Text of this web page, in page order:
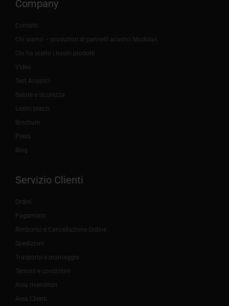
Company
Contatti
Chi siamo – produttori di pannelli acustici Modulari
Chi ha scelto i nostri prodotti
Video
Test Acustici
Salute e sicurezza
Listini prezzi
Brochure
Press
Blog
Servizio Clienti
Ordini
Pagamenti
Rimborso e Cancellazione Ordine
Spedizioni
Trasporto e montaggio
Termini e condizioni
Area rivenditori
Area Clienti